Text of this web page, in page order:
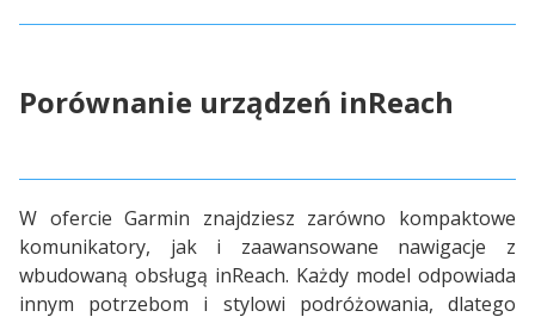
Porównanie urządzeń inReach
W ofercie Garmin znajdziesz zarówno kompaktowe
komunikatory, jak i zaawansowane nawigacje z
wbudowaną obsługą inReach. Każdy model odpowiada
innym potrzebom i stylowi podróżowania, dlatego